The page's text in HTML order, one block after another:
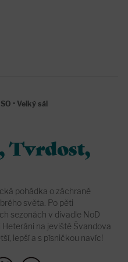
• Velký sál
Tvrdost,
pohádka o záchraně
světa. Po pěti
sezonách v divadle NoD
Heteráni na jeviště Švandova
lepší a s písničkou navíc!